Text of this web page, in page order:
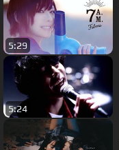
5:29
5:24